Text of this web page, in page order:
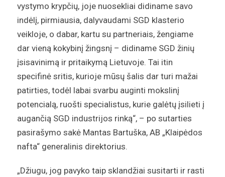
vystymo krypčių, joje nuosekliai didiname savo
indėlį, pirmiausia, dalyvaudami SGD klasterio
veikloje, o dabar, kartu su partneriais, žengiame
dar vieną kokybinį žingsnį – didiname SGD žinių
įsisavinimą ir pritaikymą Lietuvoje. Tai itin
specifinė sritis, kurioje mūsų šalis dar turi mažai
patirties, todėl labai svarbu auginti mokslinį
potencialą, ruošti specialistus, kurie galėtų įsilieti į
augančią SGD industrijos rinką“, – po sutarties
pasirašymo sakė Mantas Bartuška, AB „Klaipėdos
nafta“ generalinis direktorius.
„Džiugu, jog pavyko taip sklandžiai susitarti ir rasti